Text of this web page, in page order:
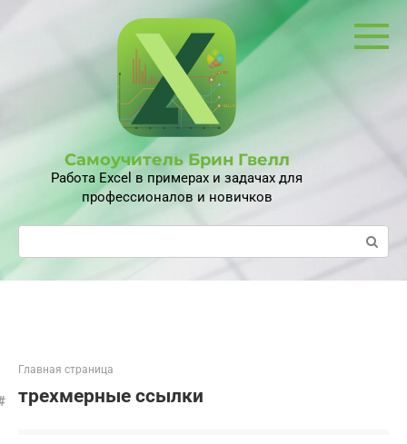
Самоучитель Брин Гвелл
Работа Excel в примерах и задачах для
профессионалов и новичков
Поиск:
Главная страница
трехмерные ссылки